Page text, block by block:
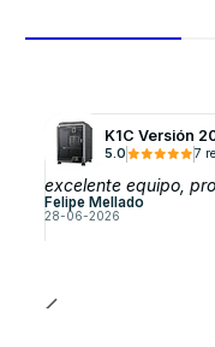
K1C Versión
5.0 7
excelente equipo,
Felipe Mellado
28-06-2026